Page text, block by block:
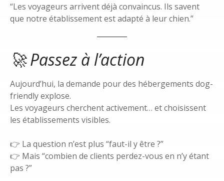
“Les voyageurs arrivent déjà convaincus. Ils savent
que notre établissement est adapté à leur chien.”
🚀 Passez à l’action
Aujourd’hui, la demande pour des hébergements dog-
friendly explose.
Les voyageurs cherchent activement… et choisissent
les établissements visibles.
👉 La question n’est plus “faut-il y être ?”
👉 Mais “combien de clients perdez-vous en n’y étant
pas ?”